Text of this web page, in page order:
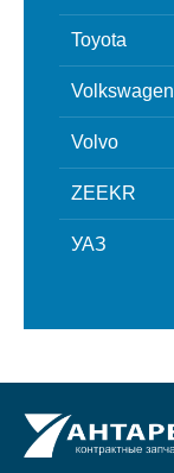
Toyota
Volkswagen
Volvo
ZEEKR
УАЗ